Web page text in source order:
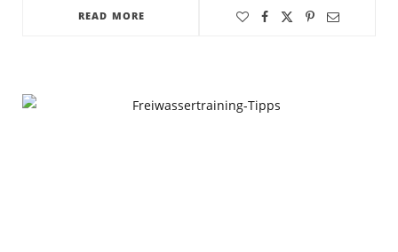
READ MORE